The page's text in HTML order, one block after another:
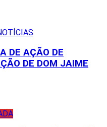
DE AÇÃO DE
DE DOM JAIME